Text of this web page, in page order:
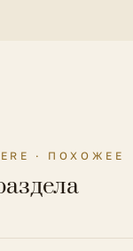
· ПОХОЖЕЕ